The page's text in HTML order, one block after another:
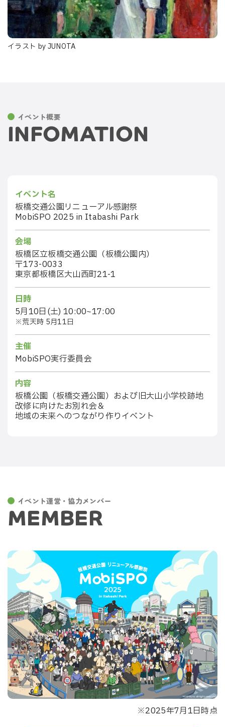
イラスト by JUNOTA
イベント概要
INFOMATION
イベント名
板橋交通公園リニューアル感謝祭
MobiSPO 2025 in Itabashi Park
会場
板橋区立板橋交通公園（板橋公園内）
〒173-0033
東京都板橋区大山西町21-1
日時
5月10日(土) 10:00~17:00
※荒天時 5月11日
主催
MobiSPO実行委員会
内容
板橋公園（板橋交通公園）および旧大山小学校跡地
改修に向けたお別れ会＆
地域の未来へのつながり作りイベント
イベント運営・協力メンバー
MEMBER
※2025年7月1日時点